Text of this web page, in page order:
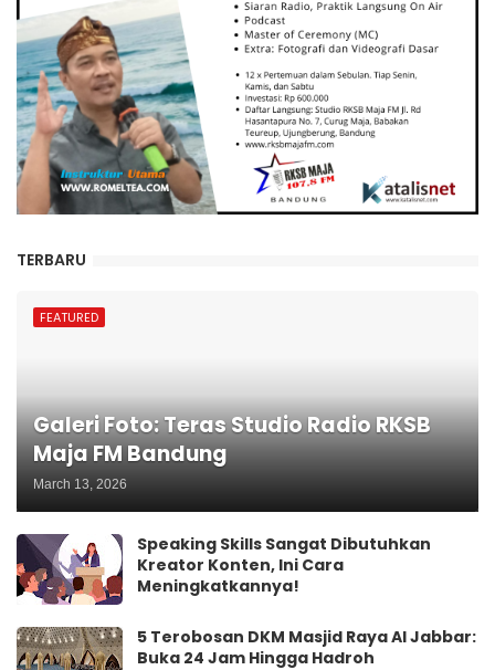
TERBARU
FEATURED
Galeri Foto: Teras Studio Radio RKSB
Maja FM Bandung
March 13, 2026
Speaking Skills Sangat Dibutuhkan
Kreator Konten, Ini Cara
Meningkatkannya!
5 Terobosan DKM Masjid Raya Al Jabbar:
Buka 24 Jam Hingga Hadroh